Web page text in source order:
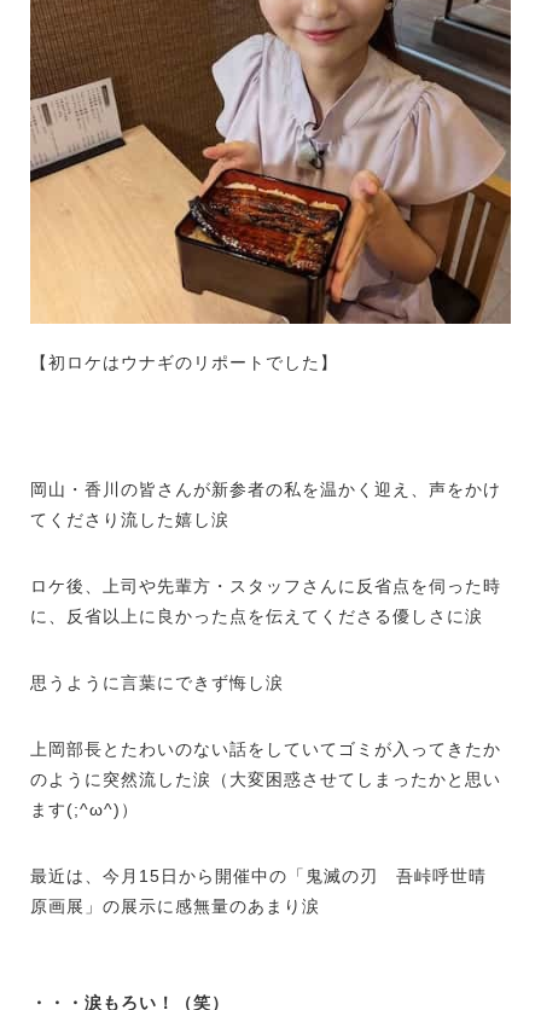
【初ロケはウナギのリポートでした】
岡山・香川の皆さんが新参者の私を温かく迎え、声をかけ
てくださり流した嬉し涙
ロケ後、上司や先輩方・スタッフさんに反省点を伺った時
に、反省以上に良かった点を伝えてくださる優しさに涙
思うように言葉にできず悔し涙
上岡部長とたわいのない話をしていてゴミが入ってきたか
のように突然流した涙（大変困惑させてしまったかと思い
ます(;^ω^) ）
最近は、今月 15日から開催中の「鬼滅の刃 吾峠呼世晴
原画展」の展示に感無量のあまり涙
・・・涙もろい！（笑）